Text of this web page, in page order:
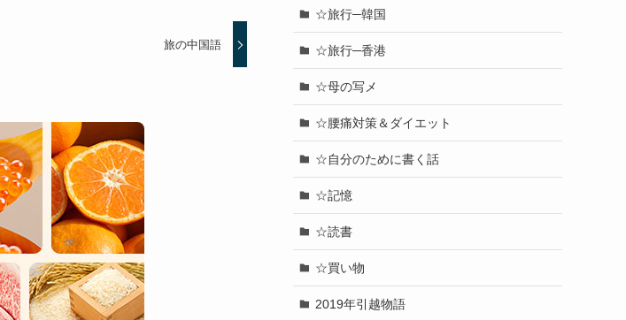
旅の中国語
☆旅行─韓国
☆旅行─香港
☆母の写メ
☆腰痛対策＆ダイエット
☆自分のために書く話
☆記憶
☆読書
☆買い物
2019年引越物語